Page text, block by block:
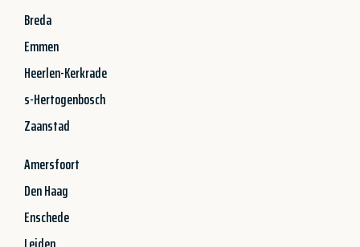
Breda
Emmen
Heerlen-Kerkrade
s-Hertogenbosch
Zaanstad
Amersfoort
Den Haag
Enschede